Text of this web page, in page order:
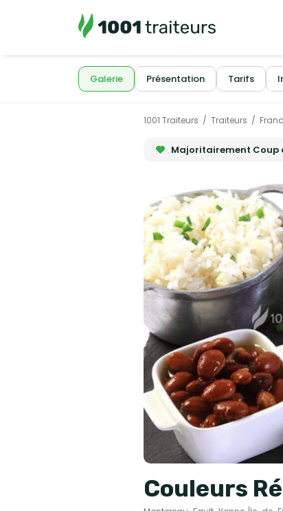
Galerie Présentation Tarifs
1001 Traiteurs Traiteurs
Majoritairement Coup
Couleurs